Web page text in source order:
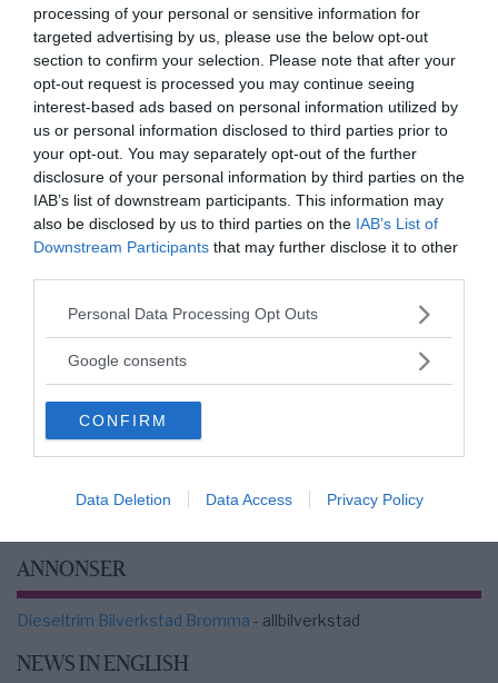
processing of your personal or sensitive information for
targeted advertising by us, please use the below opt-out
section to confirm your selection. Please note that after your
opt-out request is processed you may continue seeing
interest-based ads based on personal information utilized by
us or personal information disclosed to third parties prior to
your opt-out. You may separately opt-out of the further
disclosure of your personal information by third parties on the
IAB’s list of downstream participants. This information may
also be disclosed by us to third parties on the IAB’s List of
Downstream Participants that may further disclose it to other
Please note that this website/app uses one or more Google
not limited to your visit or usage behaviour. You may click to
use your data for below specified purposes in below Google
consent section.
Personal Data Processing Opt Outs
Google consents
CONFIRM
Data Deletion Data Access Privacy Policy
MEDIA PARTNERS
2000-Talets TV
ANNONSER
Dieseltrim Bilverkstad Bromma - allbilverkstad
NEWS IN ENGLISH